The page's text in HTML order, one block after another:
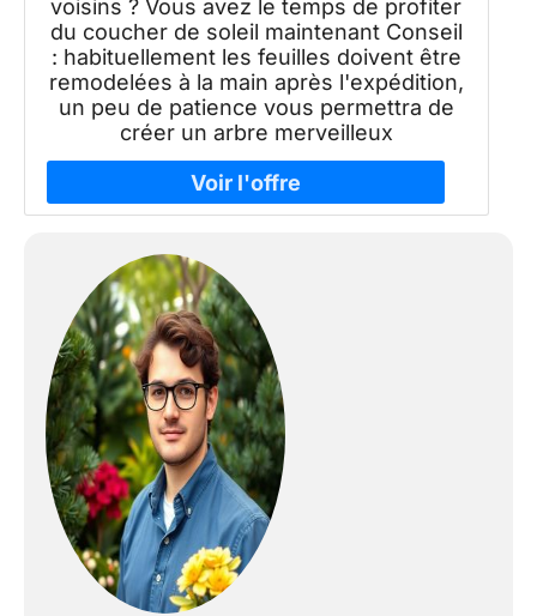
voisins ? Vous avez le temps de profiter
du coucher de soleil maintenant Conseil
: habituellement les feuilles doivent être
remodelées à la main après l'expédition,
un peu de patience vous permettra de
créer un arbre merveilleux